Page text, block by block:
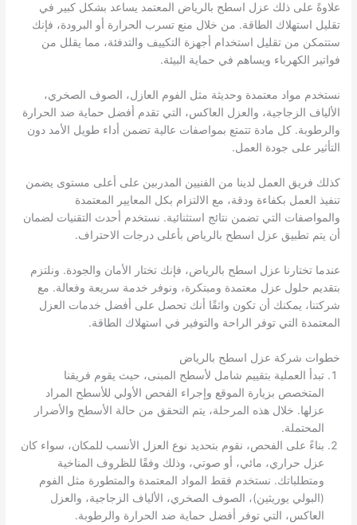
علاوةً على ذلك عزل اسطح بالرياض المعتمد يساعد بشكل كبير في
تقليل استهلاك الطاقة. من خلال منع تسرب الحرارة أو البرودة، فإنك
ستتمكن من تقليل استخدام أجهزة التكييف والتدفئة، مما يقلل من
فواتير الكهرباء ويساهم في حماية البيئة.
نستخدم مواد معتمدة وحديثة مثل الفوم العازل، الصوف الصخري،
الألياف الزجاجية، والعزل العاكس، التي تقدم أفضل حماية ضد الحرارة
والرطوبة. كل مادة تتمتع بمواصفات عالية تضمن أداء طويل الأمد دون
التأثير على جودة العمل.
كذلك فريق العمل لدينا من الفنيين المدربين على أعلى مستوى يضمن
تنفيذ العمل بكفاءة ودقة، مع الالتزام بكل المعايير المعتمدة
والمواصفات التي تضمن نتائج استثنائية. نستخدم أحدث التقنيات لضمان
أن يتم تطبيق عزل اسطح بالرياض بأعلى درجات الاحتراف.
عندما تختارنا عزل اسطح بالرياض، فإنك تختار الأمان والجودة. ونلتزم
بتقديم حلول عزل معتمدة ومبتكرة، ونوفر خدمة سريعة وفعالة. مع
شركتنا، يمكنك أن تكون واثقًا أنك تحصل على أفضل خدمات العزل
المعتمدة التي توفر الراحة والتوفير في استهلاك الطاقة.
خطوات شركة عزل اسطح بالرياض
تبدأ العملية بتقييم شامل لأسطح المبنى، حيث يقوم فريقنا
المتخصص بزيارة الموقع وإجراء الفحص الأولي للأسطح المراد
عزلها. خلال هذه المرحلة، يتم التحقق من حالة الأسطح والأضرار
المحتملة.
بناءً على الفحص، نقوم بتحديد نوع العزل الأنسب للمكان، سواء كان
عزل حراري، مائي، أو صوتي، وذلك وفقًا للظروف المناخية
ومتطلباتك. نستخدم فقط المواد المعتمدة والمتطورة مثل الفوم
(البولي يوريثين)، الصوف الصخري، الألياف الزجاجية، والعزل
العاكس، التي توفر أفضل حماية ضد الحرارة والرطوبة.